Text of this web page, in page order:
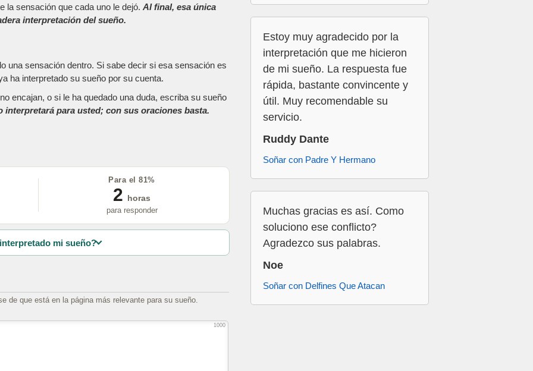
la sensación que cada uno le dejó. Al final, esa única
interpretación del sueño.
una sensación dentro. Si sabe decir si esa sensación es
ha interpretado su sueño por su cuenta.
encajan, o si le ha quedado una duda, escriba su sueño
interpretará para usted; con sus oraciones basta.
Para el 81%
2
horas
para responder
mi sueño?
de que está en la página más relevante para su sueño.
1000
Estoy muy agradecido por la
interpretación que me hicieron
de mi sueño. La respuesta fue
rápida, bastante convincente y
útil. Muy recomendable su
servicio.
Ruddy Dante
Soñar con Padre Y Hermano
Muchas gracias es así. Como
soluciono ese conflicto?
Agradezco sus palabras.
Noe
Soñar con Delfines Que Atacan